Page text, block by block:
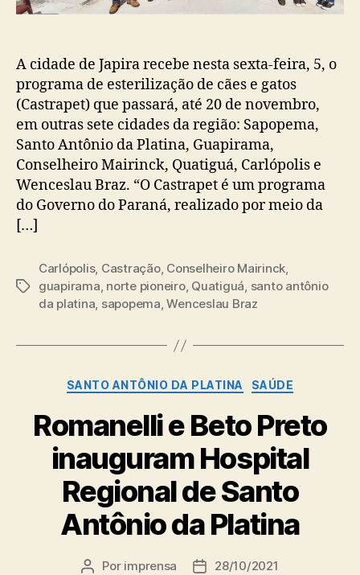
A cidade de Japira recebe nesta sexta-feira, 5, o
programa de esterilização de cães e gatos
(Castrapet) que passará, até 20 de novembro,
em outras sete cidades da região: Sapopema,
Santo Antônio da Platina, Guapirama,
Conselheiro Mairinck, Quatiguá, Carlópolis e
Wenceslau Braz. “O Castrapet é um programa
do Governo do Paraná, realizado por meio da
[…]
Tags
Carlópolis, Castração, Conselheiro Mairinck,
guapirama, norte pioneiro, Quatiguá, santo antônio
da platina, sapopema,Wenceslau Braz
Categorias
SANTO ANTÔNIO DA PLATINA SAÚDE
Romanelli e Beto Preto
inauguram Hospital
Regional de Santo
Antônio da Platina
Autor
Por imprensa
Data28/10/2021